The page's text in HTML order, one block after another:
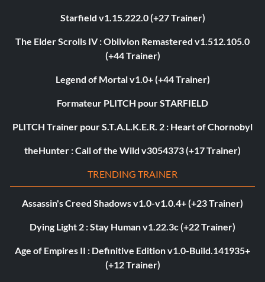
Starfield v1.15.222.0 (+27 Trainer)
The Elder Scrolls IV : Oblivion Remastered v1.512.105.0
(+44 Trainer)
Legend of Mortal v1.0+ (+44 Trainer)
Formateur PLITCH pour STARFIELD
PLITCH Trainer pour S.T.A.L.K.E.R. 2 : Heart of Chornobyl
theHunter : Call of the Wild v3054373 (+17 Trainer)
TRENDING TRAINER
Assassin's Creed Shadows v1.0-v1.0.4+ (+23 Trainer)
Dying Light 2 : Stay Human v1.22.3c (+22 Trainer)
Age of Empires II : Definitive Edition v1.0-Build.141935+
(+12 Trainer)